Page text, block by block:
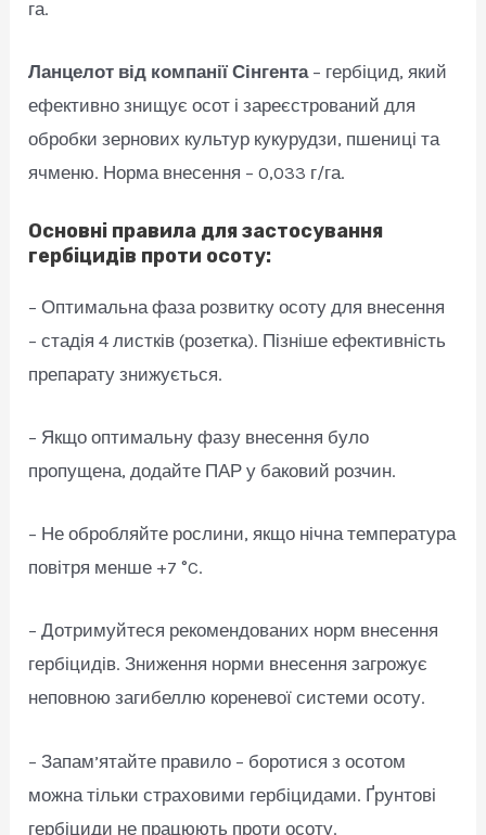
га.
Ланцелот від компанії Сінгента– гербіцид, який
ефективно знищує осот і зареєстрований для
обробки зернових культур кукурудзи, пшениці та
ячменю. Норма внесення – 0,033 г/га.
Основні правила для застосування
гербіцидів проти осоту:
– Оптимальна фаза розвитку осоту для внесення
– стадія 4 листків (розетка). Пізніше ефективність
препарату знижується.
– Якщо оптимальну фазу внесення було
пропущена, додайте ПАР у баковий розчин.
– Не обробляйте рослини, якщо нічна температура
повітря менше +7 °C.
– Дотримуйтеся рекомендованих норм внесення
гербіцидів. Зниження норми внесення загрожує
неповною загибеллю кореневої системи осоту.
– Запам’ятайте правило – боротися з осотом
можна тільки страховими гербіцидами. Ґрунтові
гербіциди не працюють проти осоту.